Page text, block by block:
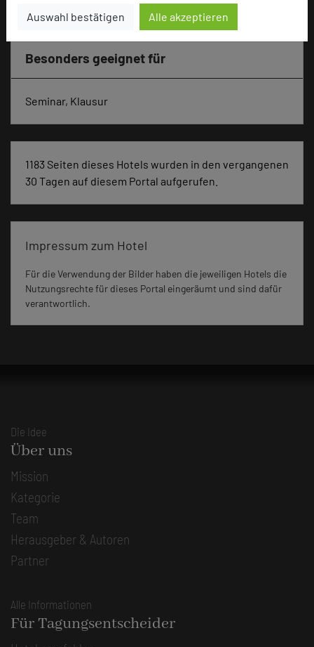
Auswahl bestätigen Alle akzeptieren
Besonders geeignet für
Seminar, Klausur
1183 Seiten dieses Hotels wurden in den vergangenen
30 Tagen auf diesem Portal aufgerufen.
Impressum zum Hotel
Für die Verwendung der Bilder haben die jeweiligen Hotels die
Nutzungsrechte für dieses Portal eingeräumt und sind dafür
verantwortlich.
Die Idee
Über uns
Mission
Kategorie
Team
Herausgeber & Autoren
Partner
Alle Informationen
Für Tagungsentscheider